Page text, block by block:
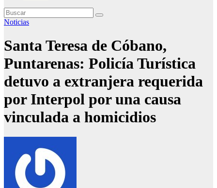
Noticias
Santa Teresa de Cóbano,
Puntarenas: Policía Turística
detuvo a extranjera requerida
por Interpol por una causa
vinculada a homicidios